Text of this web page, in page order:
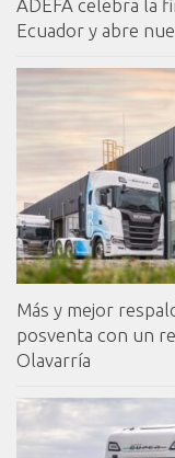
ADEFA celebra la
Ecuador y abre
Más y mejor
posventa con un
Olavarría